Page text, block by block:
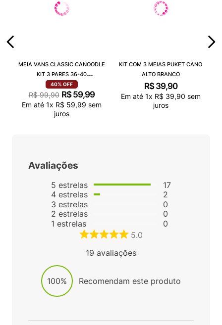
MEIA VANS CLASSIC CANOODLE
KIT 3 PARES 36-40
VN000QCAJU4
40% OFF
R$ 99,90 R$ 59,99
Em até 1x R$ 59,99 sem
juros
KIT COM 3 MEIAS PUKET CANO
ALTO BRANCO
R$ 39,90
Em até 1x R$ 39,90 sem
juros
Avaliações
5 estrelas
4 estrelas
3 estrelas
2 estrelas
1 estrelas
17
2
0
0
0
5.0
19 avaliações
100% Recomendam este produto